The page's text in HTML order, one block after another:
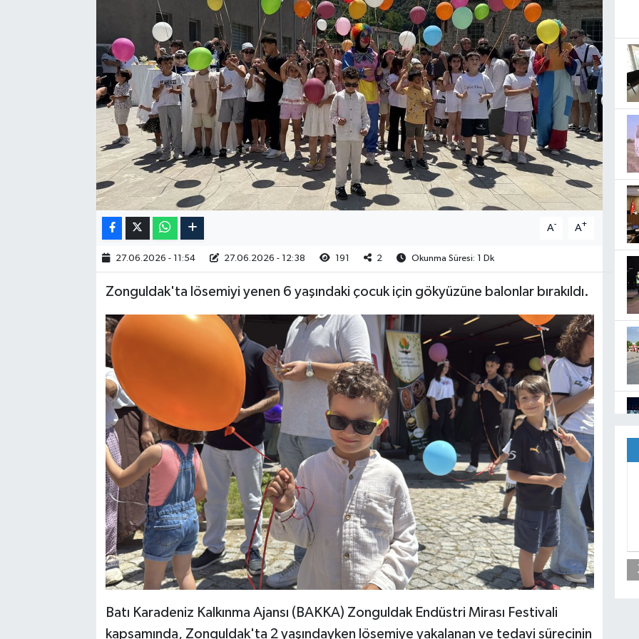
A- A+
27.06.2026 - 11:54 27.06.2026 - 12:38 191 2 Okunma Süresi: 1 Dk
Zonguldak'ta lösemiyi yenen 6 yaşındaki çocuk için gökyüzüne balonlar bırakıldı.
Batı Karadeniz Kalkınma Ajansı (BAKKA) Zonguldak Endüstri Mirası Festivali
kapsamında, Zonguldak'ta 2 yaşındayken lösemiye yakalanan ve tedavi sürecinin